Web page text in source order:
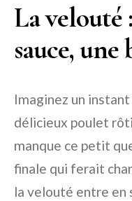
La velouté
sauce, une
Imaginez un
délicieux poulet
manque ce petit
finale qui ferait
la velouté entre en